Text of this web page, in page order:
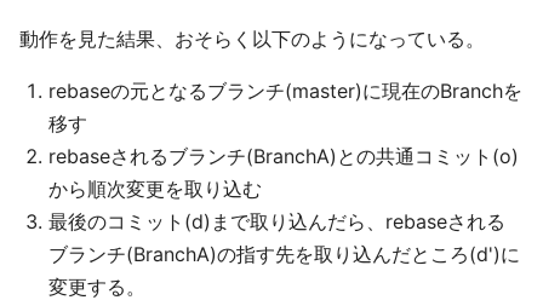
動作を見た結果、おそらく以下のようになっている。
rebaseの元となるブランチ(master)に現在のBranchを
移す
rebaseされるブランチ(BranchA)との共通コミット(o)
から順次変更を取り込む
最後のコミット(d)まで取り込んだら、rebaseされる
ブランチ(BranchA)の指す先を取り込んだところ(d')に
変更する。